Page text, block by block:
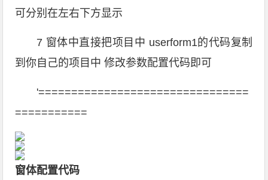
可分别在左右下方显示
7 窗体中直接把项目中 userform1的代码复制
到你自己的项目中 修改参数配置代码即可
'================================
===========
窗体配置代码